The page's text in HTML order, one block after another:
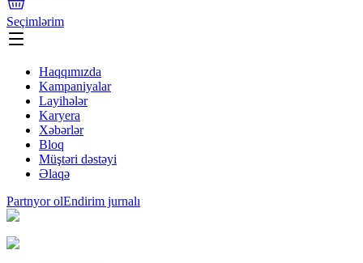
Seçimlərim
Haqqımızda
Kampaniyalar
Layihələr
Karyera
Xəbərlər
Bloq
Müştəri dəstəyi
Əlaqə
Partnyor olEndirim jurnalı